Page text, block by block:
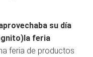
su día
feria
feria de productos